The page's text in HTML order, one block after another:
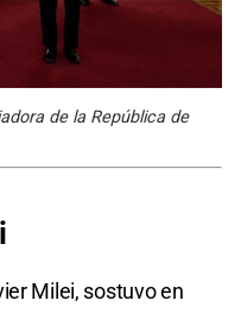
de la República de
Milei, sostuvo en